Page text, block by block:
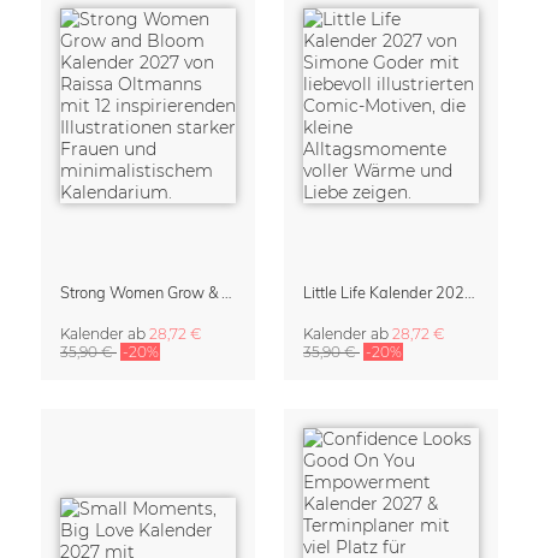
Kalender ab 28,72 €
35,90 € -20%
Kalender ab 28,72 €
35,90 € -20%